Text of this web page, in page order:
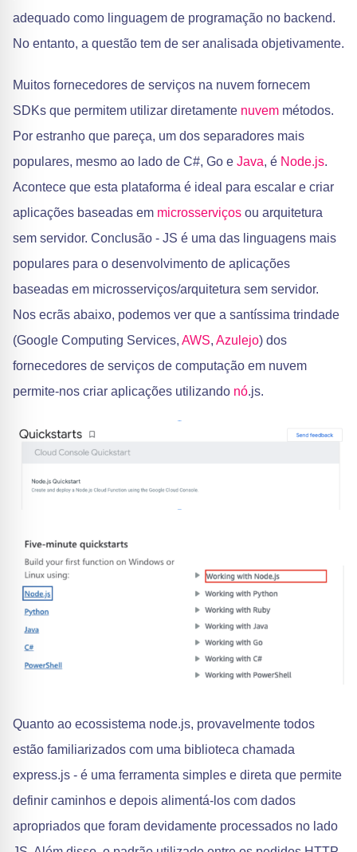
adequado como linguagem de programação no backend.
No entanto, a questão tem de ser analisada objetivamente.
Muitos fornecedores de serviços na nuvem fornecem
SDKs que permitem utilizar diretamente nuvem métodos.
Por estranho que pareça, um dos separadores mais
populares, mesmo ao lado de C#, Go e Java, é Node.js.
Acontece que esta plataforma é ideal para escalar e criar
aplicações baseadas em microsserviços ou arquitetura
sem servidor. Conclusão - JS é uma das linguagens mais
populares para o desenvolvimento de aplicações
baseadas em microsserviços/arquitetura sem servidor.
Nos ecrãs abaixo, podemos ver que a santíssima trindade
(Google Computing Services, AWS, Azulejo) dos
fornecedores de serviços de computação em nuvem
permite-nos criar aplicações utilizando nó.js.
Quanto ao ecossistema node.js, provavelmente todos
estão familiarizados com uma biblioteca chamada
express.js - é uma ferramenta simples e direta que permite
definir caminhos e depois alimentá-los com dados
apropriados que foram devidamente processados no lado